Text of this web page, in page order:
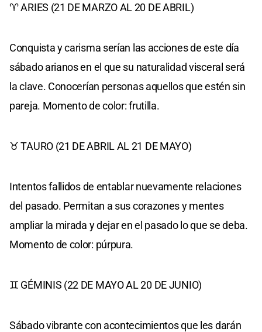
♈ ARIES (21 DE MARZO AL 20 DE ABRIL)
Conquista y carisma serían las acciones de este día
sábado arianos en el que su naturalidad visceral será
la clave. Conocerían personas aquellos que estén sin
pareja. Momento de color: frutilla.
♉ TAURO (21 DE ABRIL AL 21 DE MAYO)
Intentos fallidos de entablar nuevamente relaciones
del pasado. Permitan a sus corazones y mentes
ampliar la mirada y dejar en el pasado lo que se deba.
Momento de color: púrpura.
♊ GÉMINIS (22 DE MAYO AL 20 DE JUNIO)
Sábado vibrante con acontecimientos que les darán